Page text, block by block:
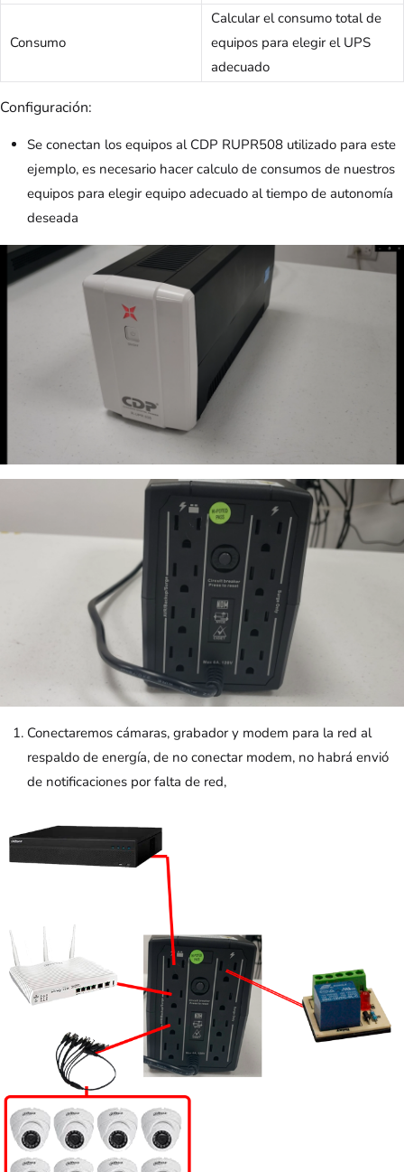
Consumo
Calcular el consumo total de
equipos para elegir el UPS
adecuado
Configuración:
Se conectan los equipos al CDP RUPR508 utilizado para este
ejemplo, es necesario hacer calculo de consumos de nuestros
equipos para elegir equipo adecuado al tiempo de autonomía
deseada
Conectaremos cámaras, grabador y modem para la red al
respaldo de energía, de no conectar modem, no habrá envió
de notificaciones por falta de red,